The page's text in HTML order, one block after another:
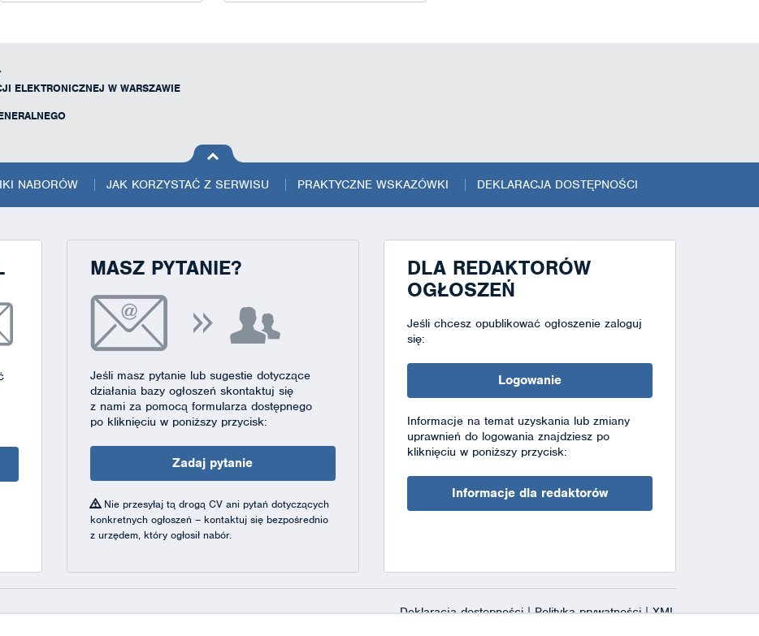
ELEKTRONICZNEJ W WARSZAWIE
na górę
strony
NABORÓW JAK KORZYSTAĆ Z SERWISU PRAKTYCZNE WSKAZÓWKI DEKLARACJA DOSTĘPNOŚCI
MASZ PYTANIE?
Jeśli masz pytanie lub sugestie dotyczące
działania bazy ogłoszeń skontaktuj się
z nami za pomocą formularza dostępnego
po kliknięciu w poniższy przycisk:
Zadaj pytanie
Nie przesyłaj tą drogą CV ani pytań dotyczących
konkretnych ogłoszeń – kontaktuj się bezpośrednio
z urzędem, który ogłosił nabór.
DLA REDAKTORÓW
OGŁOSZEŃ
Jeśli chcesz opublikować ogłoszenie zaloguj
się:
Logowanie
Informacje na temat uzyskania lub zmiany
uprawnień do logowania znajdziesz po
kliknięciu w poniższy przycisk:
Informacje dla redaktorów
Deklaracja dostępności|Polityka prywatności|XML